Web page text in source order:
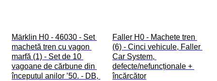
Märklin H0 - 46030 - Set
machetă tren cu vagon
marfă (1) - Set de 10
vagoane de cărbune din
începutul anilor ’50. - DB,
Faller H0 - Machete tren
(6) - Cinci vehicule, Faller
Car System,
defecte/nefuncționale +
încărcător